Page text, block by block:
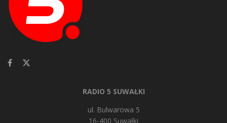
RADIO 5 SUWAŁKI
ul. Bulwarowa 5
16-400 Suwałki